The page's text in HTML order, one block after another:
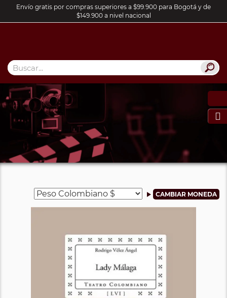
Envío gratis por compras superiores a $99.900 para Bogotá y de
$149.900 a nivel nacional
